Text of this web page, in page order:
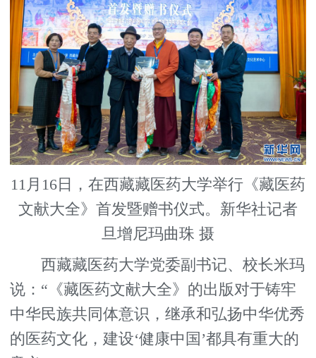
11月16日，在西藏藏医药大学举行《藏医药
文献大全》首发暨赠书仪式。新华社记者
旦增尼玛曲珠 摄
西藏藏医药大学党委副书记、校长米玛
说：“《藏医药文献大全》的出版对于铸牢
中华民族共同体意识，继承和弘扬中华优秀
的医药文化，建设‘健康中国’都具有重大的